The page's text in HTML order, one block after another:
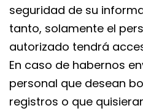
seguridad de su
tanto, solamente el
autorizado tendrá
En caso de habernos
personal que desean
registros o que